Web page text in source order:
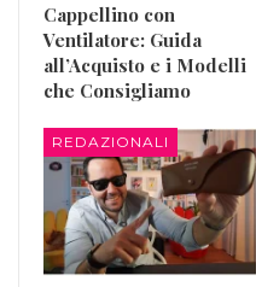
Cappellino con
Ventilatore: Guida
all’Acquisto e i Modelli
che Consigliamo
REDAZIONALI